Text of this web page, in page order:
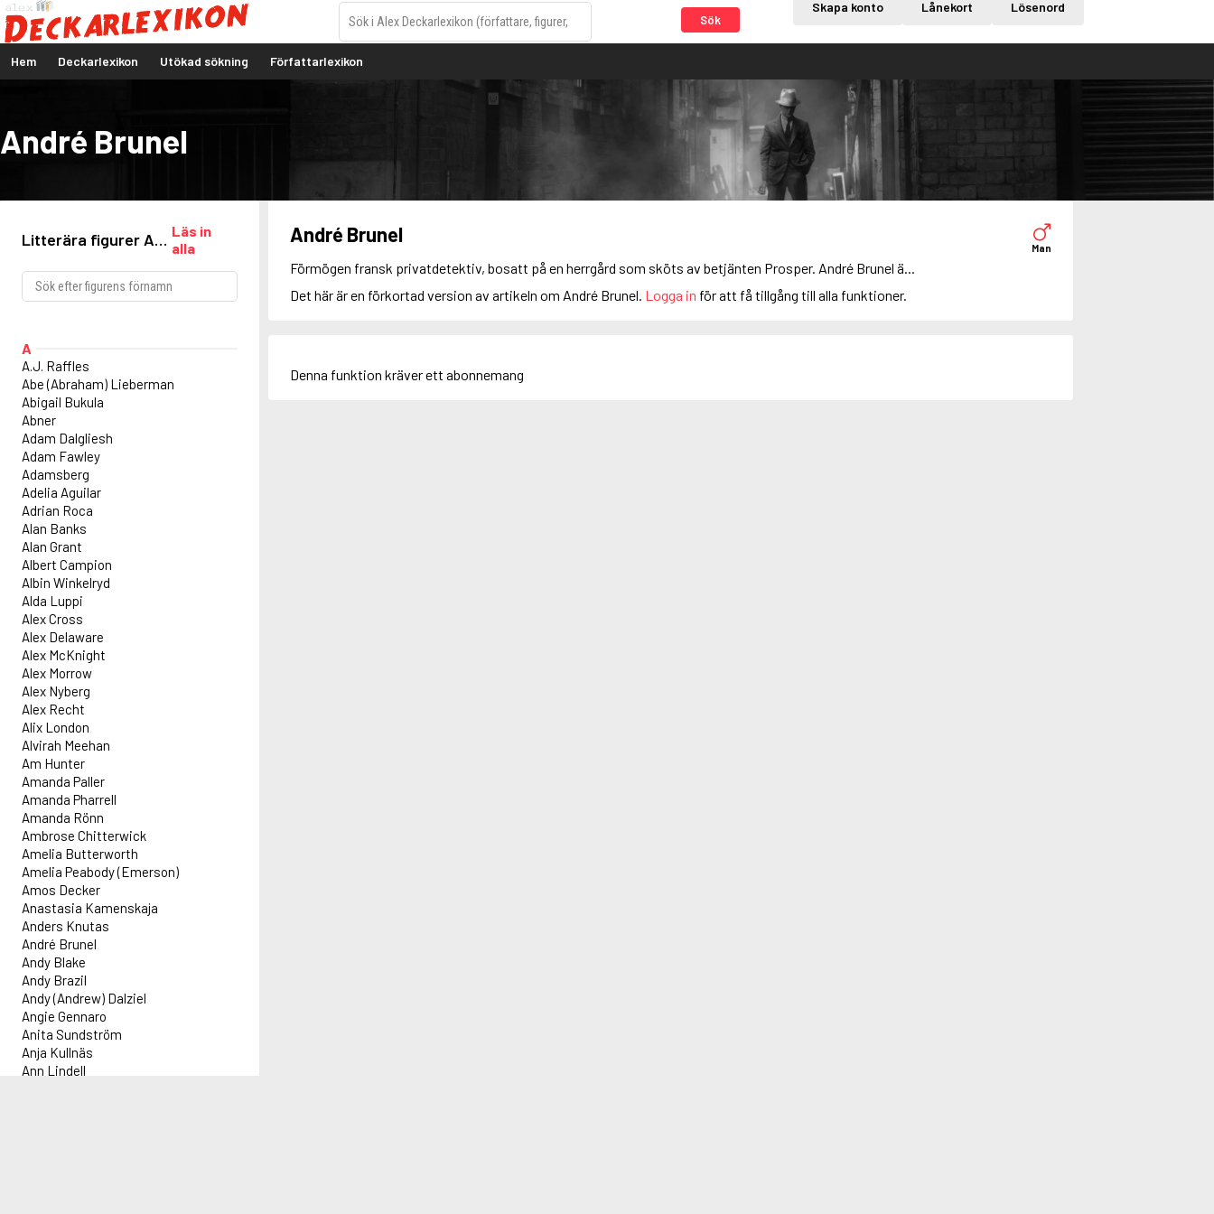
Sök
Skapa konto Lånekort Lösenord
Hem Deckarlexikon Utökad sökning Författarlexikon
André Brunel
Litterära figurer A-
Läs in
alla
A
A.J. Raffles
Abe (Abraham) Lieberman
Abigail Bukula
Abner
Adam Dalgliesh
Adam Fawley
Adamsberg
Adelia Aguilar
Adrian Roca
Alan Banks
Alan Grant
Albert Campion
Albin Winkelryd
Alda Luppi
Alex Cross
Alex Delaware
Alex McKnight
Alex Morrow
Alex Nyberg
Alex Recht
Alix London
Alvirah Meehan
Am Hunter
Amanda Paller
Amanda Pharrell
Amanda Rönn
Ambrose Chitterwick
Amelia Butterworth
Amelia Peabody (Emerson)
Amos Decker
Anastasia Kamenskaja
Anders Knutas
André Brunel
Andy Blake
Andy Brazil
Andy (Andrew) Dalziel
Angie Gennaro
Anita Sundström
Anja Kullnäs
Ann Lindell
André Brunel
Man
Förmögen fransk privatdetektiv, bosatt på en herrgård som sköts av betjänten Prosper. André Brunel ä...
Det här är en förkortad version av artikeln om André Brunel. Logga in för att få tillgång till alla funktioner.
Denna funktion kräver ett abonnemang